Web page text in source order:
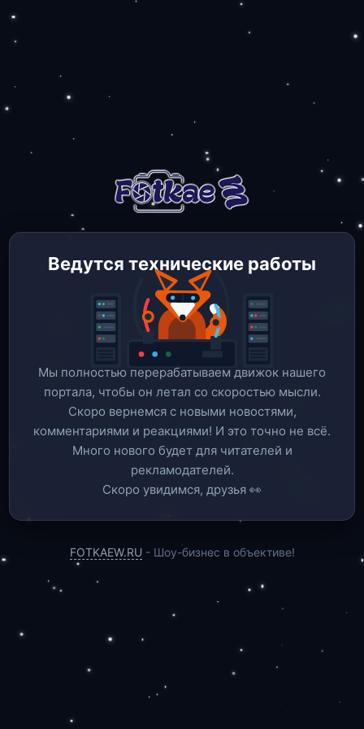
Ведутся технические работы
Мы полностью перерабатываем движок нашего
портала, чтобы он летал со скоростью мысли.
Скоро вернемся c новыми новостями,
комментариями и реакциями! И это точно не всё.
Много нового будет для читателей и
рекламодателей.
Скоро увидимся, друзья 👀
FOTKAEW.RU - Шоу-бизнес в объективе!